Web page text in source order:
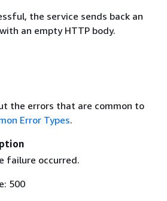
the service sends back an
an empty HTTP body.
the errors that are common to
Error Types.
failure occurred.
500